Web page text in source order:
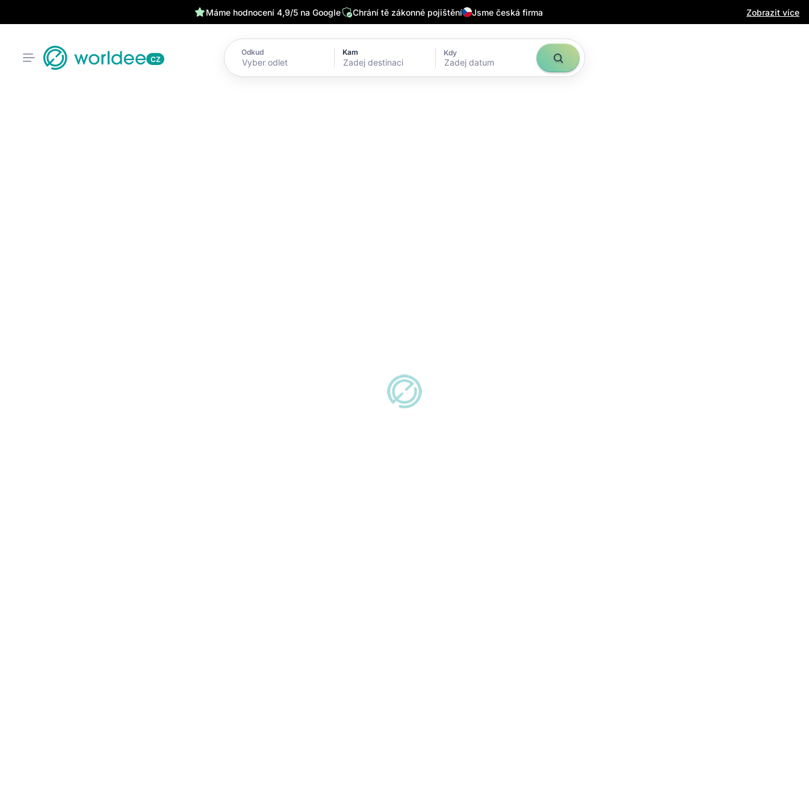
Máme hodnocení 4,9/5 na Google Chrání tě zákonné pojištění Jsme česká firma Zobrazit více
CZ
Odkud Kam Kdy
Zadej datum